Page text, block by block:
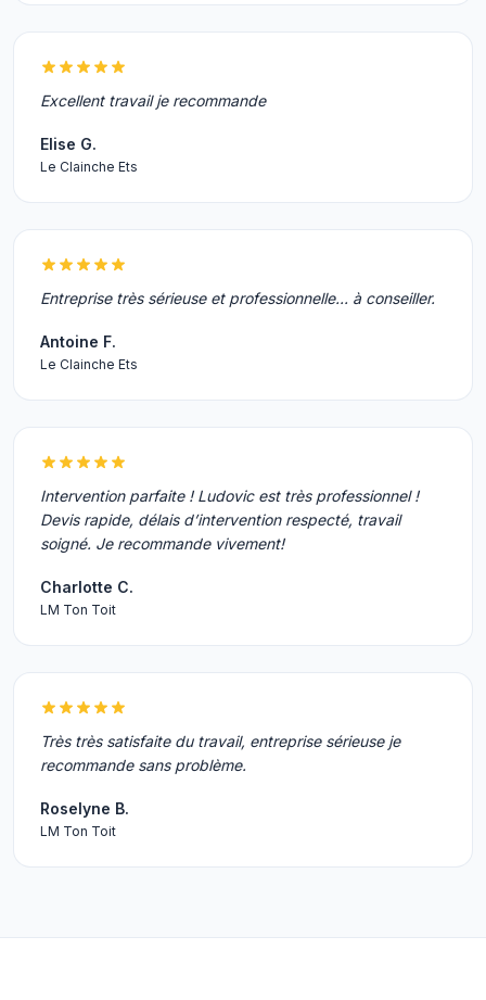
Excellent travail je recommande
Elise G.
Le Clainche Ets
Entreprise très sérieuse et professionnelle... à conseiller.
Antoine F.
Le Clainche Ets
Intervention parfaite ! Ludovic est très professionnel !
Devis rapide, délais d’intervention respecté, travail
soigné. Je recommande vivement!
Charlotte C.
LM Ton Toit
Très très satisfaite du travail, entreprise sérieuse je
recommande sans problème.
Roselyne B.
LM Ton Toit